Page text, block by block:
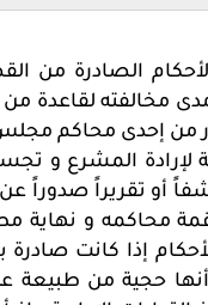
الصادرة من
مخالفته لقاعدة من
من إحدى محاكم مجلس
لإرادة المشرع و
كشفاً أو تقريراً
محاكمه و نهاية
إذا كانت صادرة
حجية من طبيعة